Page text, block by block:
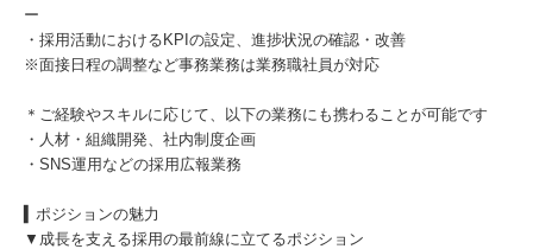
ー
・採用活動におけるKPIの設定、進捗状況の確認・改善
※面接日程の調整など事務業務は業務職社員が対応
＊ご経験やスキルに応じて、以下の業務にも携わることが可能です
・人材・組織開発、社内制度企画
・SNS運用などの採用広報業務
▍ポジションの魅力
▼成長を支える採用の最前線に立てるポジション